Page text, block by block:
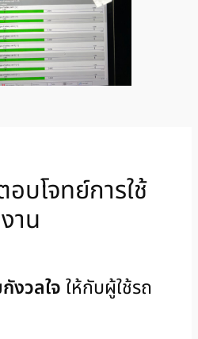
อบโจทย์การใช้
งาน
งวลใจ ให้กับผู้ใช้รถ